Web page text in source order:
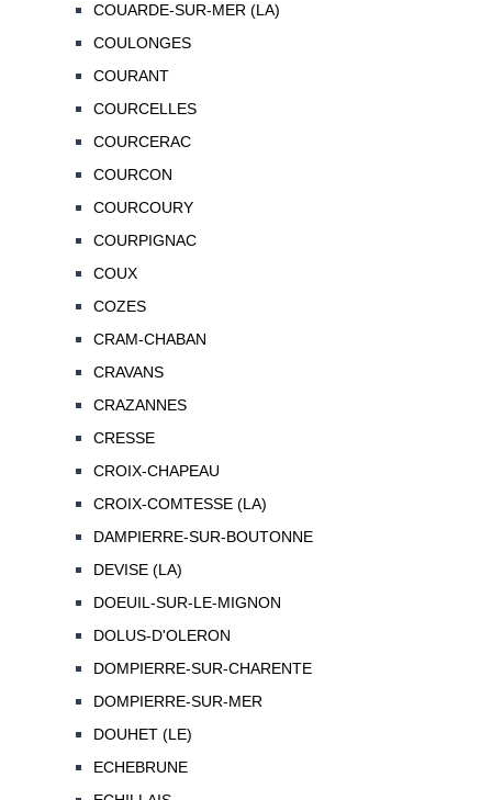
COUARDE-SUR-MER (LA)
COULONGES
COURANT
COURCELLES
COURCERAC
COURCON
COURCOURY
COURPIGNAC
COUX
COZES
CRAM-CHABAN
CRAVANS
CRAZANNES
CRESSE
CROIX-CHAPEAU
CROIX-COMTESSE (LA)
DAMPIERRE-SUR-BOUTONNE
DEVISE (LA)
DOEUIL-SUR-LE-MIGNON
DOLUS-D'OLERON
DOMPIERRE-SUR-CHARENTE
DOMPIERRE-SUR-MER
DOUHET (LE)
ECHEBRUNE